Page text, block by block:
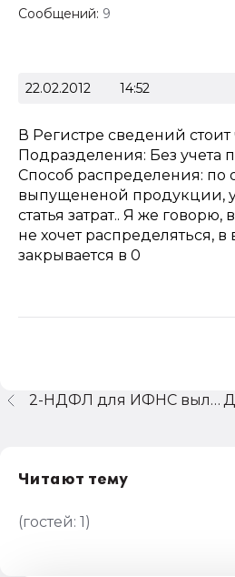
Сообщений: 9
22.02.2012 14:52
В Регистре сведений стоит
Подразделения: Без учета
Способ распределения: по
выпущененой продукции,
статья затрат.. Я же говорю,
не хочет распределяться, в
закрывается в 0
2-НДФЛ для ИФНС вылетает сумма по ставке 30%
Читают тему
(гостей: 1)